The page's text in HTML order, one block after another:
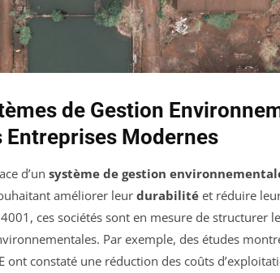
de Gestion
Entreprises Modernes
d’un système de gestion
améliorer leur durabilité et réduire
ces sociétés sont en mesure de structurer
Par exemple, des études
ont constaté une réduction des coûts